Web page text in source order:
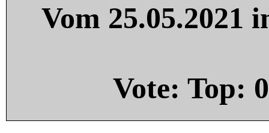
Vom 25.05.2021
Vote: Top: 0